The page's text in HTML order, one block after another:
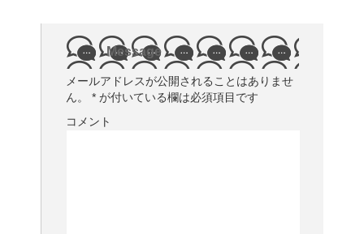
Message
メールアドレスが公開されることはありませ
ん。
* が付いている欄は必須項目です
コメント